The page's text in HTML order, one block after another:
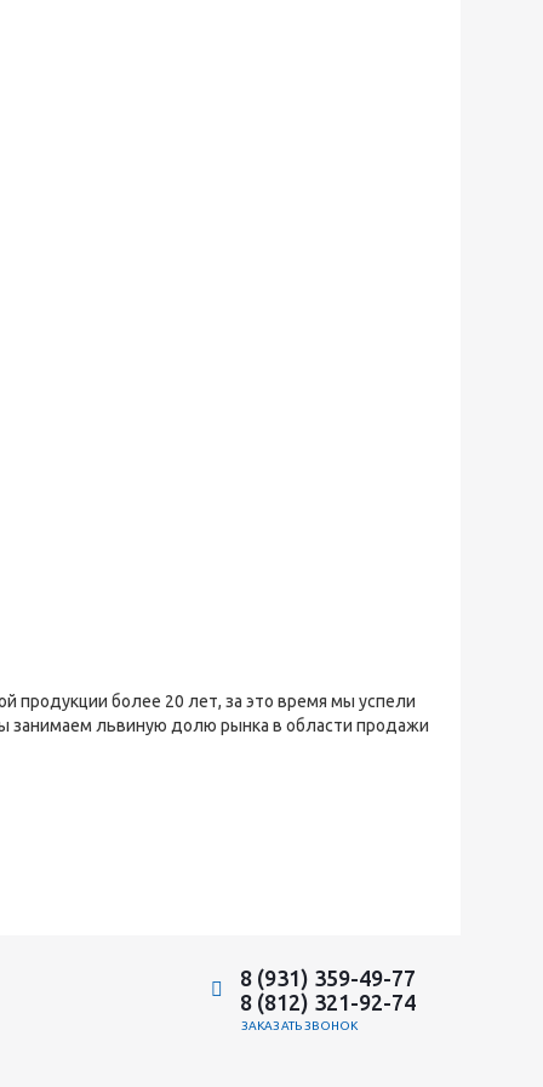
продукции более 20 лет, за это время мы успели
занимаем львиную долю рынка в области продажи
8 (931) 359-49-77
8 (812) 321-92-74
ЗАКАЗАТЬ ЗВОНОК